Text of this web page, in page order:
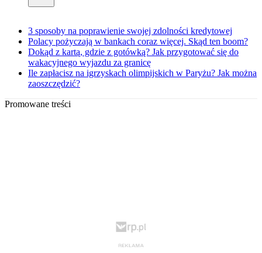
3 sposoby na poprawienie swojej zdolności kredytowej
Polacy pożyczają w bankach coraz więcej. Skąd ten boom?
Dokąd z kartą, gdzie z gotówką? Jak przygotować się do
wakacyjnego wyjazdu za granicę
Ile zapłacisz na igrzyskach olimpijskich w Paryżu? Jak można
zaoszczędzić?
Promowane treści